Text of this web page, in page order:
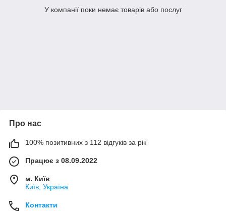
У компанії поки немає товарів або послуг
Про нас
100% позитивних з 112 відгуків за рік
Працює з 08.09.2022
м. Київ
Київ, Україна
Контакти